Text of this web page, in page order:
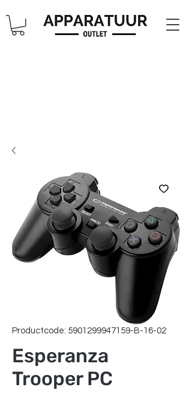
Productcode: 5901299947159-B-16-02
Esperanza
Trooper PC